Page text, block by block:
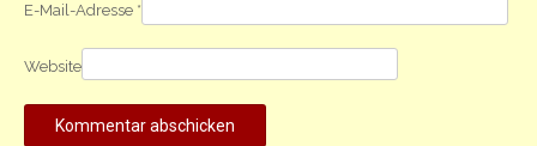
E-Mail-Adresse *
Website